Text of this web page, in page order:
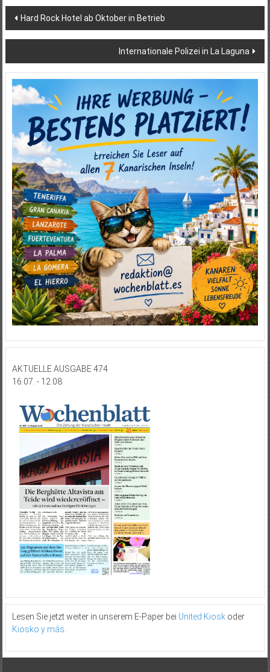
Beitragsnavigation
Hard Rock Hotel ab Oktober in Betrieb
Internationale Polizei in La Laguna
AKTUELLE AUSGABE 474
16.07. - 12.08.
Lesen Sie jetzt weiter in unserem E-Paper bei United Kioskoder
Kiosko y más.